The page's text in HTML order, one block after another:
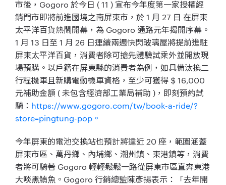
市後，Gogoro 於今日 ( 11 ) 宣布今年度第一家授權經
銷門市即將前進國境之南屏東市，於 1 月 27 日 在屏東
太平洋百貨熱鬧開幕，為 Gogoro 通路元年揭開序幕。
1 月 13 日至 1 月 26 日連續兩週快閃玻璃屋將提前進駐
屏東太平洋百貨，消費者除可搶先體驗試乘外並開放現
場預購。以戶籍在屏東縣的消費者為例，如具備汰換二
行程機車且新購電動機車資格，至少可獲得 $ 16,000
元補助金額 ( 未包含經濟部工業局補助 )，即刻預約試
騎： https://www.gogoro.com/tw/book-a-ride/?
store=pingtung-pop。
今年屏東的電池交換站也預計將達近 20 座，範圍涵蓋
屏東市區、萬丹鄉、內埔鄉、潮州鎮、東港鎮等，消費
者將可騎著 Gogoro 輕輕鬆鬆一路從屏東市區直奔東港
大啖黑鮪魚。Gogoro 行銷總監陳彥揚表示：「去年開